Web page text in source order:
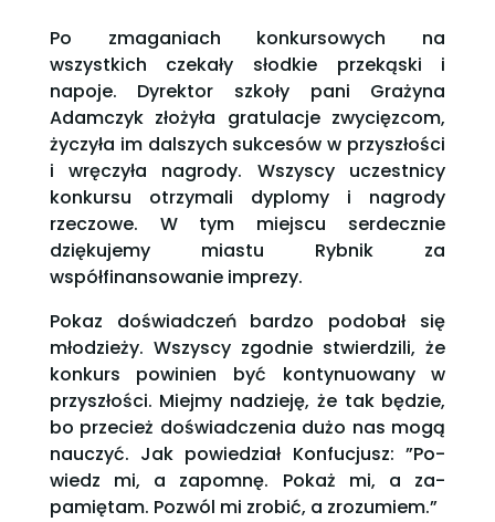
Po zmaganiach konkursowych na
wszystkich czekały słodkie przekąski i
napoje. Dyrektor szkoły pani Grażyna
Adamczyk złożyła gratulacje zwycięzcom,
życzyła im dalszych sukcesów w przyszłości
i wręczyła nagrody. Wszyscy uczestnicy
konkursu otrzymali dyplomy i nagrody
rzeczowe. W tym miejscu serdecznie
dziękujemy miastu Rybnik za
współfinansowanie imprezy.
Pokaz doświadczeń bardzo podobał się
młodzieży. Wszyscy zgodnie stwierdzili, że
konkurs powinien być kontynuowany w
przyszłości. Miejmy nadzieję, że tak będzie,
bo przecież doświadczenia dużo nas mogą
nauczyć. Jak powiedział Konfucjusz: ”Po­
wiedz mi, a za­pomnę. Po­każ mi, a za­
pamiętam. Pozwól mi zro­bić, a zrozumiem.”